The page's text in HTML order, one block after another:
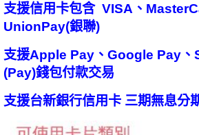
支援信用卡包含 VISA、
UnionPay(銀聯)
支援Apple Pay、Google Pay
(Pay)錢包付款交易
支援台新銀行信用卡 三期無息分